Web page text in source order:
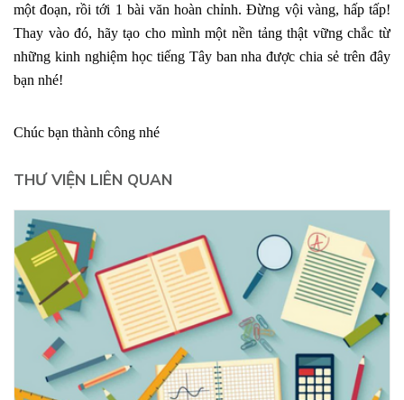
một đoạn, rồi tới 1 bài văn hoàn chỉnh. Đừng vội vàng, hấp tấp!
Thay vào đó, hãy tạo cho mình một nền tảng thật vững chắc từ
những kinh nghiệm học tiếng Tây ban nha được chia sẻ trên đây
bạn nhé!
Chúc bạn thành công nhé
THƯ VIỆN LIÊN QUAN